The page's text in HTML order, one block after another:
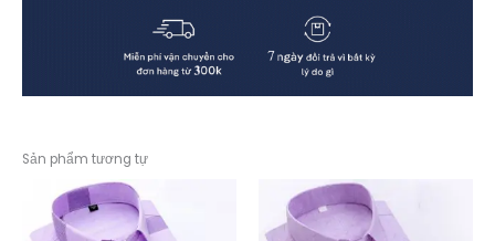
Sản phẩm tương tự